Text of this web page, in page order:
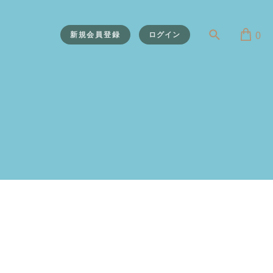
新規会員登録 ログイン 0